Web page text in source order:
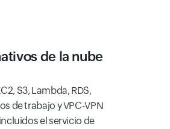
de la nube
S3, Lambda, RDS,
de trabajo y VPC-VPN
el servicio de